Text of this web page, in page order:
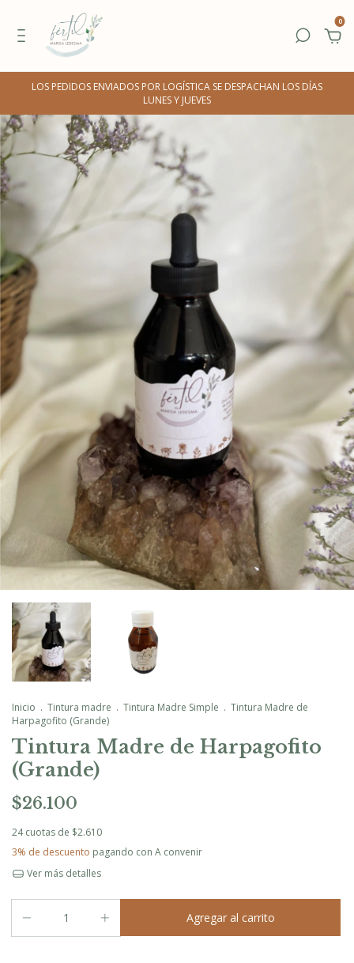
0
LOS PEDIDOS ENVIADOS POR LOGÍSTICA SE DESPACHAN LOS DÍAS
LUNES Y JUEVES
Inicio . Tintura madre . Tintura Madre Simple . Tintura Madre de
Harpagofito (Grande)
Tintura Madre de Harpagofito
(Grande)
$26.100
24 cuotas de $2.610
3% de descuento pagando con A convenir
Ver más detalles